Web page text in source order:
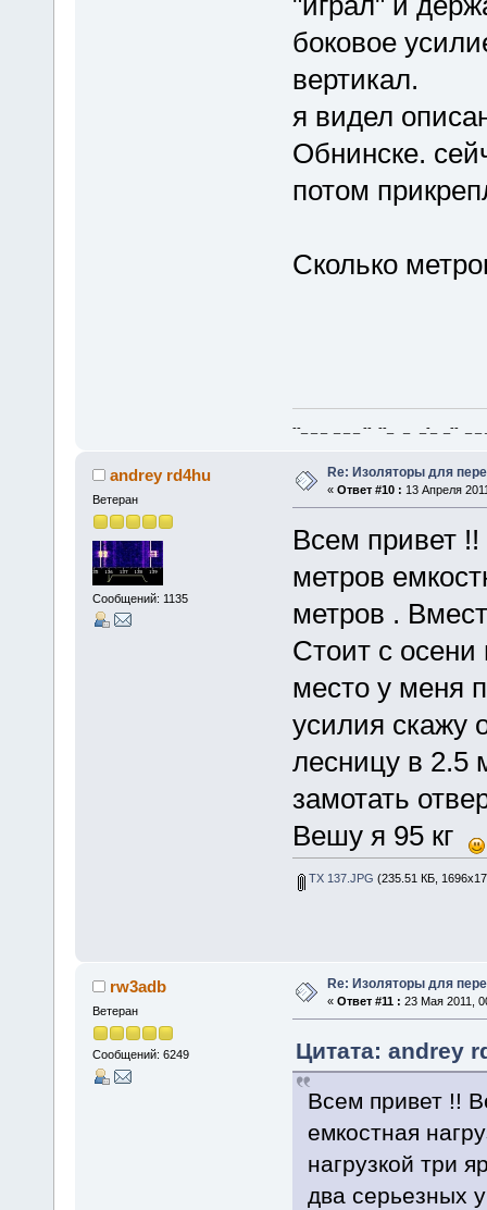
боковое
вертикал.
я видел
Обнинске.
потом
Сколько
--_ _ _ _ _ _ -- --_ _ _-_ _-- _ _
andrey rd4hu
Ветеран
Сообщений: 1135
Re: Изоляторы для
« Ответ #10 : 13 Апреля
Всем привет !!
метров
метров .
Стоит с
место у меня
усилия скажу
лесницу в 2.5
замотать
Вешу я 95 кг
TX 137.JPG (235.51 КБ,
rw3adb
Ветеран
Сообщений: 6249
Re: Изоляторы для
« Ответ #11 : 23 Мая 2011,
Цитата: andrey
Всем привет !!
емкостная
нагрузкой три
два серьезных